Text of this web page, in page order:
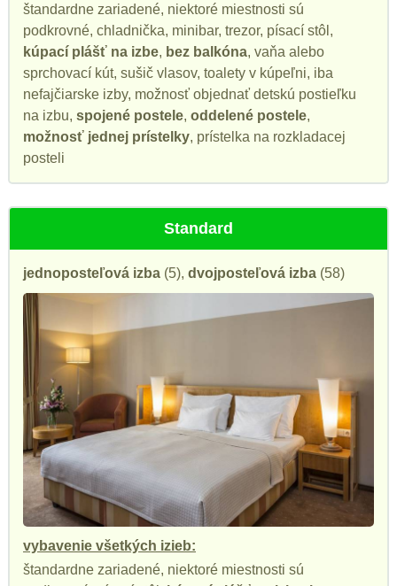
štandardne zariadené, niektoré miestnosti sú
podkrovné, chladnička, minibar, trezor, písací stôl,
kúpací plášť na izbe, bez balkóna, vaňa alebo
sprchovací kút, sušič vlasov, toalety v kúpeľni, iba
nefajčiarske izby, možnosť objednať detskú postieľku
na izbu, spojené postele, oddelené postele,
možnosť jednej prístelky, prístelka na rozkladacej
posteli
Standard
jednoposteľová izba (5), dvojposteľová izba (58)
vybavenie všetkých izieb:
štandardne zariadené, niektoré miestnosti sú